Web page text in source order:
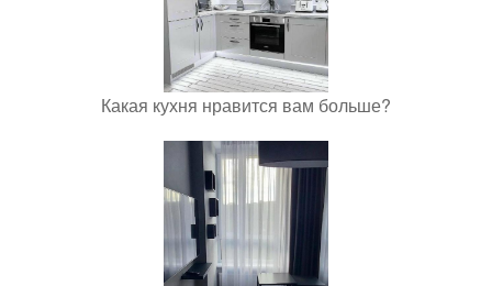
Какая кухня нравится вам больше?